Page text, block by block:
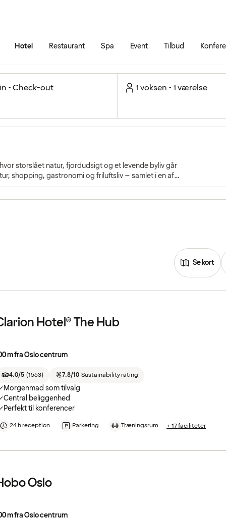
Hotel Restaurant Spa Event Tilbud
• Check-out 1 voksen • 1 værelse
storslået natur, fjordudsigt og et levende byliv går
shopping, gastronomi og friluftsliv – samlet i en af
Se kort
Hotel® The Hub
m fra Oslo centrum
4.0/5 (1563) 7.8/10 Sustainability rating
Morgenmad som tilvalg
Central beliggenhed
Perfekt til konferencer
24 h reception Parkering Træningsrum + 17 faciliteter
Oslo
m fra Oslo centrum